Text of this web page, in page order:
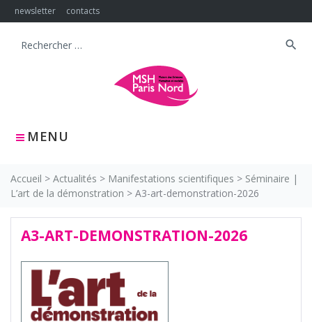
Skip
to
newsletter contacts
MENU
Search
search
Accueil > Actualités > Manifestations scientifiques > Séminaire |
L’art de la démonstration > A3-art-demonstration-2026
A3-ART-DEMONSTRATION-2026